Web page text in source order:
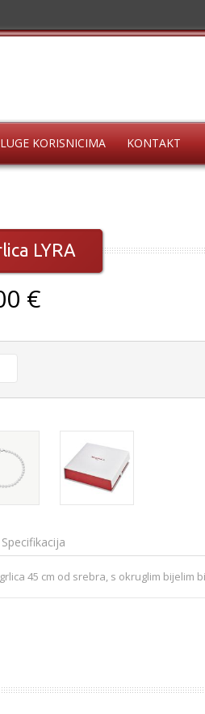
KORISNICIMA KONTAKT
LYRA
€
Specifikacija
45 cm od srebra, s okruglim bijelim